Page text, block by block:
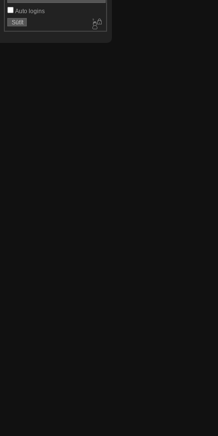
Auto logins